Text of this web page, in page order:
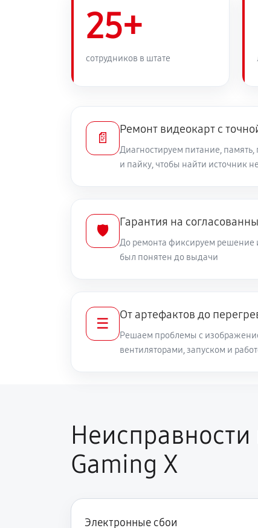
25+
сотрудников в штате
📄
Ремонт видеокарт с
Диагностируем питание,
и пайку, чтобы найти источник
🛡️
Гарантия на
До ремонта фиксируем решение
был понятен до выдачи
☰
От артефактов до
Решаем проблемы с
вентиляторами, запуском и
Неисправности
Gaming X
Электронные сбои